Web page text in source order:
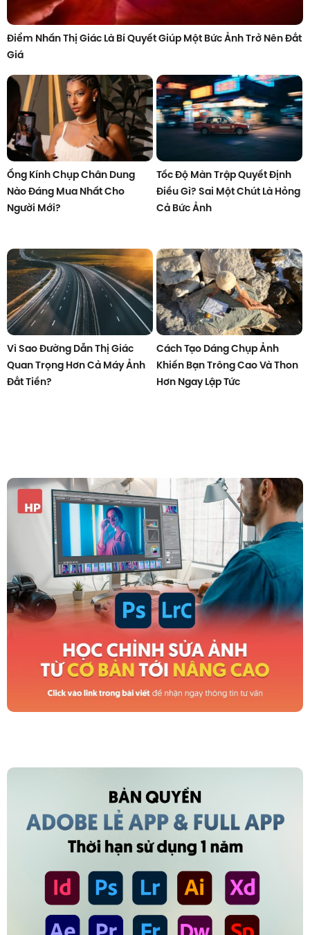
Điểm Nhấn Thị Giác Là Bí Quyết Giúp Một Bức Ảnh Trở Nên Đắt
Giá
Ống Kính Chụp Chân Dung
Nào Đáng Mua Nhất Cho
Người Mới?
Tốc Độ Màn Trập Quyết Định
Điều Gì? Sai Một Chút Là Hỏng
Cả Bức Ảnh
Vì Sao Đường Dẫn Thị Giác
Quan Trọng Hơn Cả Máy Ảnh
Đắt Tiền?
Cách Tạo Dáng Chụp Ảnh
Khiến Bạn Trông Cao Và Thon
Hơn Ngay Lập Tức